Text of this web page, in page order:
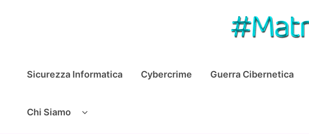
Sicurezza Informatica Cybercrime Guerra Cibernetica
Chi Siamo